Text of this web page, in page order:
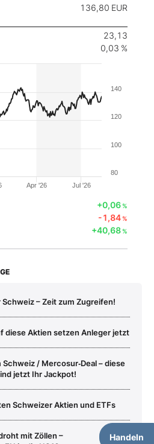
136,80 EUR
23,13
0,03 %
Handeln
Apr '26 Jul '26
80
100
120
140
+0,06%
-1,84%
+40,68%
– Zeit zum Zugreifen!
diese Aktien setzen Anleger jetzt
/ Mercosur‑Deal – diese
jetzt Ihr Jackpot!
Schweizer Aktien und ETFs
mit Zöllen –